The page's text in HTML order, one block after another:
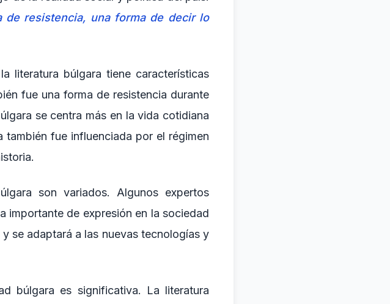
resistencia, una forma de decir lo
literatura búlgara tiene características
fue una forma de resistencia durante
se centra más en la vida cotidiana
también fue influenciada por el régimen
son variados. Algunos expertos
importante de expresión en la sociedad
se adaptará a las nuevas tecnologías y
búlgara es significativa. La literatura